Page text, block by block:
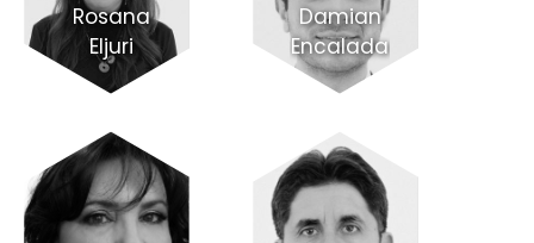
Rosana
Eljuri
Damian
Encalada